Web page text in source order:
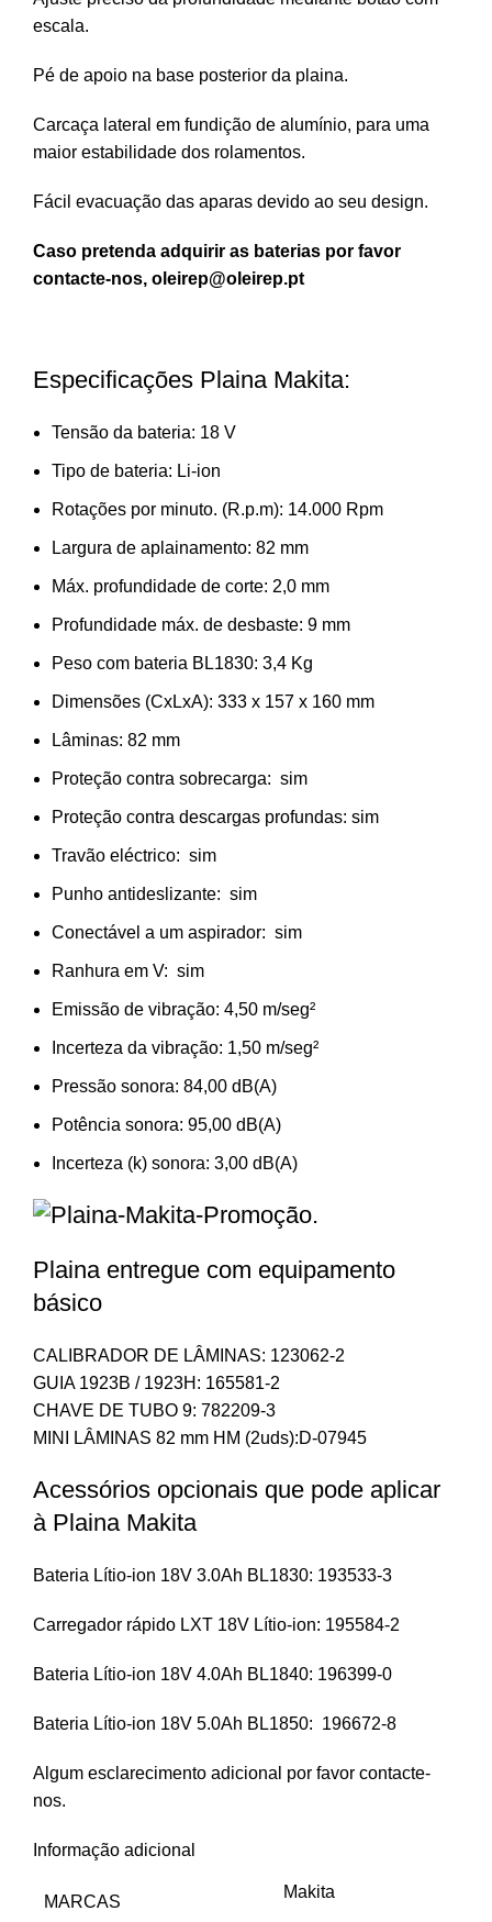
escala.
Pé de apoio na base posterior da plaina.
Carcaça lateral em fundição de alumínio, para uma
maior estabilidade dos rolamentos.
Fácil evacuação das aparas devido ao seu design.
Caso pretenda adquirir as baterias por favor
contacte-nos, oleirep@oleirep.pt
Especificações Plaina Makita:
Tensão da bateria: 18 V
Tipo de bateria: Li-ion
Rotações por minuto. (R.p.m): 14.000 Rpm
Largura de aplainamento: 82 mm
Máx. profundidade de corte: 2,0 mm
Profundidade máx. de desbaste: 9 mm
Peso com bateria BL1830: 3,4 Kg
Dimensões (CxLxA): 333 x 157 x 160 mm
Lâminas: 82 mm
Proteção contra sobrecarga: sim
Proteção contra descargas profundas: sim
Travão eléctrico: sim
Punho antideslizante: sim
Conectável a um aspirador: sim
Ranhura em V: sim
Emissão de vibração: 4,50 m/seg²
Incerteza da vibração: 1,50 m/seg²
Pressão sonora: 84,00 dB(A)
Potência sonora: 95,00 dB(A)
Incerteza (k) sonora: 3,00 dB(A)
Plaina entregue com equipamento
básico
CALIBRADOR DE LÂMINAS: 123062-2
GUIA 1923B / 1923H: 165581-2
CHAVE DE TUBO 9: 782209-3
MINI LÂMINAS 82 mm HM (2uds):D-07945
Acessórios opcionais que pode aplicar
à Plaina Makita
Bateria Lítio-ion 18V 3.0Ah BL1830: 193533-3
Carregador rápido LXT 18V Lítio-ion: 195584-2
Bateria Lítio-ion 18V 4.0Ah BL1840: 196399-0
Bateria Lítio-ion 18V 5.0Ah BL1850: 196672-8
Algum esclarecimento adicional por favor contacte-
nos.
Informação adicional
MARCAS
Makita